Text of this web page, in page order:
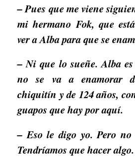
– Pues que me viene
mi hermano Fok, que
ver a Alba para que se
– Ni que lo sueñe. Alba
no se va a enamorar
chiquitín y de 124 años,
guapos que hay por aquí.
– Eso le digo yo. Pero no
Tendríamos que hacer algo.